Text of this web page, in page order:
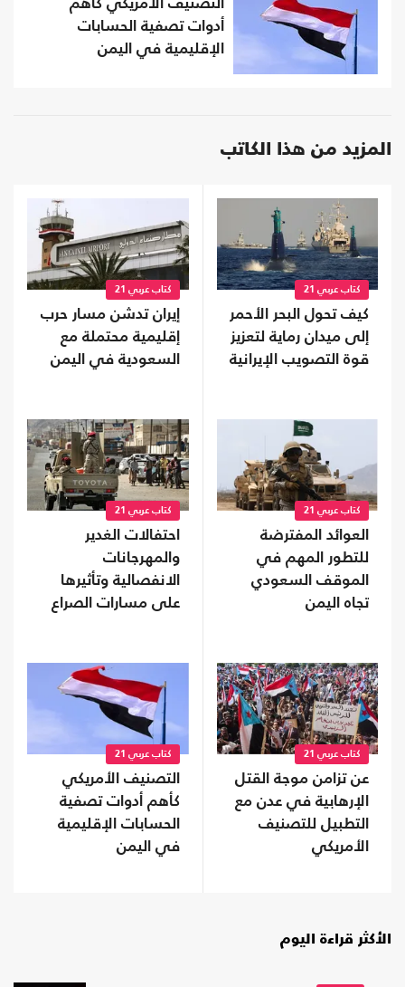
التصنيف الأمريكي كأهم
أدوات تصفية الحسابات
الإقليمية في اليمن
المزيد من هذا الكاتب
كتاب عربي 21
كيف تحول البحر الأحمر
إلى ميدان رماية لتعزيز
قوة التصويب الإيرانية
كتاب عربي 21
إيران تدشن مسار حرب
إقليمية محتملة مع
السعودية في اليمن
كتاب عربي 21
العوائد المفترضة
للتطور المهم في
الموقف السعودي
تجاه اليمن
كتاب عربي 21
احتفالات الغدير
والمهرجانات
الانفصالية وتأثيرها
على مسارات الصراع
كتاب عربي 21
عن تزامن موجة القتل
الإرهابية في عدن مع
التطبيل للتصنيف
الأمريكي
كتاب عربي 21
التصنيف الأمريكي
كأهم أدوات تصفية
الحسابات الإقليمية
في اليمن
الأكثر قراءة اليوم